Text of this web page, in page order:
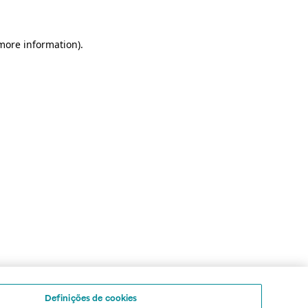
information).
Definições de cookies